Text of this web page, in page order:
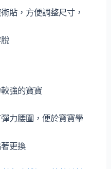
貼，方便調整尺寸，
強的寶寶
力腰圍，便於寶寶學
更換